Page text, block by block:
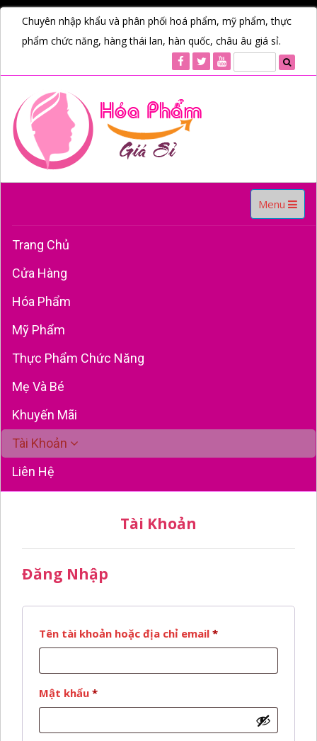
Chuyên nhập khẩu và phân phối hoá phẩm, mỹ phẩm, thực
phẩm chức năng, hàng thái lan, hàn quốc, châu âu giá sỉ.
Toggle
navigation
Menu
Trang Chủ
Cửa Hàng
Hóa Phẩm
Mỹ Phẩm
Thực Phẩm Chức Năng
Mẹ Và Bé
Khuyến Mãi
Tài Khoản
Liên Hệ
Tài Khoản
Đăng Nhập
Tên tài khoản hoặc địa chỉ email *Bắt
Mật khẩu *Bắt